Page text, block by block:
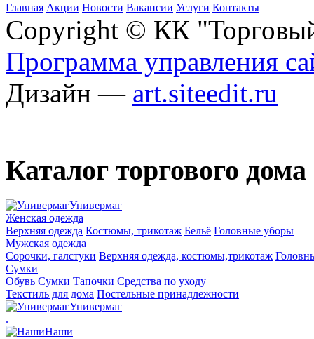
Главная Акции Новости Вакансии Услуги Контакты
Copyright © КК
Программа управления
Дизайн — art.siteedit.ru
Каталог торгового дома
Универмаг
Женская одежда
Верхняя одежда Костюмы, трикотаж Бельё Головные уборы
Мужская одежда
Сорочки, галстуки Верхняя одежда, костюмы,трикотаж
Сумки
Обувь Сумки Тапочки Средства по уходу
Текстиль для дома Постельные принадлежности
Универмаг
.
Наши